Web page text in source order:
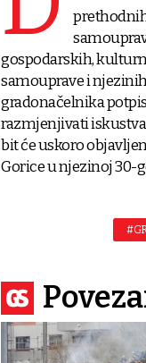
gospodarskih,
samouprave i
gradonačelnika
razmjenjivati
bit će uskoro
Gorice u njezinoj 30-